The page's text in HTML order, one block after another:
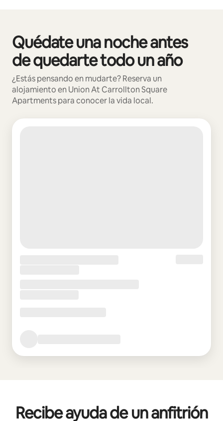
Quédate una noche antes
de quedarte todo un año
¿Estás pensando en mudarte? Reserva un
alojamiento en Union At Carrollton Square
Apartments para conocer la vida local.
Se muestran0 de 0 elementos
Recibe ayuda de un anfitrión